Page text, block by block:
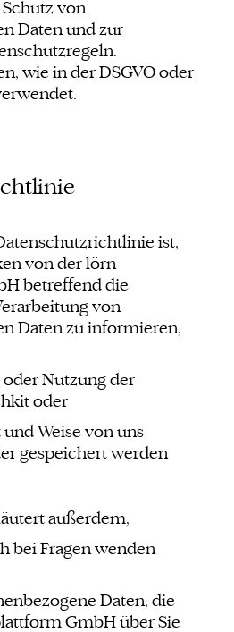
von
Daten und zur
wie in der DSGVO oder
ist,
von der lörn
betreffend die
von
Daten zu informieren,
Nutzung der
oder
Weise von uns
gespeichert werden
außerdem,
bei Fragen wenden
Daten, die
GmbH über Sie